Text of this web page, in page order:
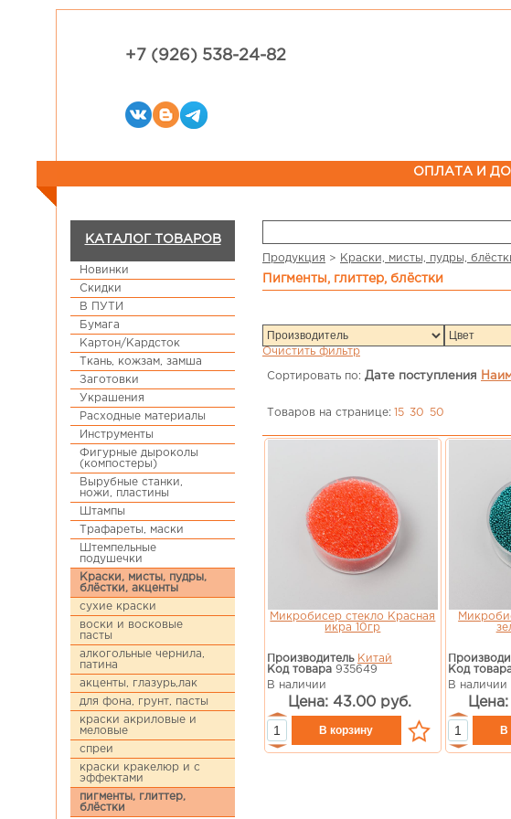
+7 (926) 538-24-82
ОПЛАТА И
КАТАЛОГ ТОВАРОВ
Новинки
Скидки
В ПУТИ
Бумага
Картон/Кардсток
Ткань, кожзам, замша
Заготовки
Украшения
Расходные материалы
Инструменты
Фигурные дыроколы
(компостеры)
Вырубные станки,
ножи, пластины
Штампы
Трафареты, маски
Штемпельные
подушечки
Краски, мисты, пудры,
блёстки, акценты
сухие краски
воски и восковые
пасты
алкогольные чернила,
патина
акценты, глазурь,лак
для фона, грунт, пасты
краски акриловые и
меловые
спреи
краски кракелюр и с
эффектами
пигменты, глиттер,
блёстки
Продукция > Краски, мисты, пудры,
пигменты, глиттер, блёстки
Очистить фильтр
Сортировать по: Дате поступления
Товаров на странице: 15 30 50
Микробисер стекло Красная
икра 10гр
Производитель Китай
Код товара 935649
В наличии
Цена: 43.00 руб.
Код
В наличии